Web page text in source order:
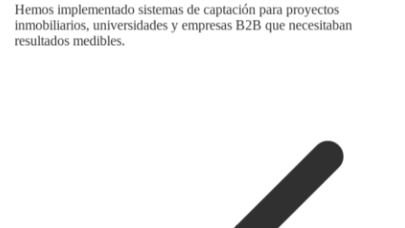
Hemos implementado sistemas de captación para proyectos
inmobiliarios, universidades y empresas B2B que necesitaban
resultados medibles.